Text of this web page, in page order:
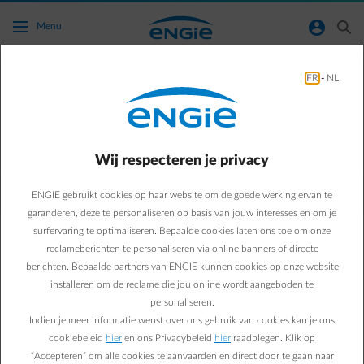
Ga naar de hoofdinhoud
Menu normal-account-circle search
Ik heb mijn voorschot online nagekeken en ik
kreeg de raad om het te verhogen. Wat
We raden je dit aan omdat je voorschotten waarschijnlijk niet
voldoende zullen zijn om al je jaarlijkse verbruik te dekken.
Verschillende factoren kunnen je energieverbruik beïnvloeden.
Variabele prijscontracten kunnen bijvoorbeeld vaker worden
aangepast op basis van marktveranderingen. Ook eventuele
tariefwijzigingen aangekondigd door de distributienetwerken,
kunnen je jaarlijkse afrekening beïnvloeden.
Dit laatste is het geval in 2025! De berekening van je voorschot
omvat ook een stijging van je netwerkkosten. Deze zijn identiek
FR - NL
Wij respecteren je privacy
ENGIE gebruikt cookies op haar website om de goede werking ervan te
garanderen, deze te personaliseren op basis van jouw interesses en om je
surfervaring te optimaliseren. Bepaalde cookies laten ons toe om onze
reclameberichten te personaliseren via online banners of directe
berichten. Bepaalde partners van ENGIE kunnen cookies op onze website
installeren om de reclame die jou online wordt aangeboden te
personaliseren.
Indien je meer informatie wenst over ons gebruik van cookies kan je ons
cookiebeleid hier en ons Privacybeleid hier raadplegen. Klik op
“Accepteren” om alle cookies te aanvaarden en direct door te gaan naar